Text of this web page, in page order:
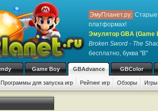
ЭмуПланет.ру: Старые
платформах!
Эмулятор GBA (Game
Broken Sword - The
бесплатно, буква "B"
Game Boy GBAdvance GBColor
Программы для запуска игр Рейтинг игр Обзоры